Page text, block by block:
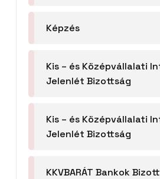
Képzés
Kis – és Középvállalati
Jelenlét Bizottság
Kis – és Középvállalati
Jelenlét Bizottság
KKVBARÁT Bankok